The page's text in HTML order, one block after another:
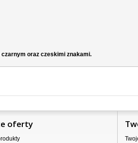
oraz czeskimi znakami.
oferty